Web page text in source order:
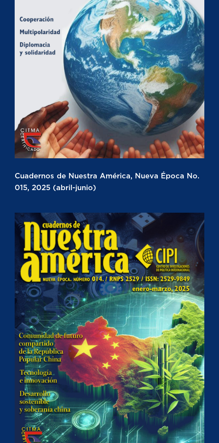
Cuadernos de Nuestra América, Nueva Época No.
015, 2025 (abril-junio)